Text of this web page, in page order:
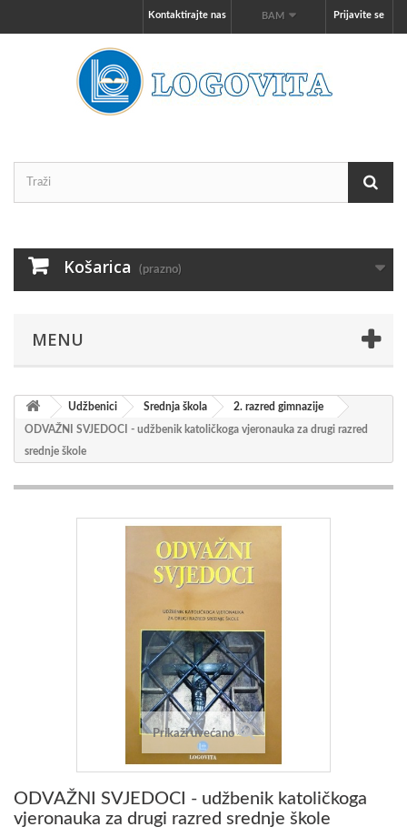
Prijavite se
BAM
Kontaktirajte nas
Košarica (prazno)
MENU
Udžbenici Srednja škola 2. razred gimnazije
ODVAŽNI SVJEDOCI - udžbenik katoličkoga vjeronauka za drugi razred
srednje škole
Prikaži uvećano
ODVAŽNI SVJEDOCI - udžbenik katoličkoga
vjeronauka za drugi razred srednje škole